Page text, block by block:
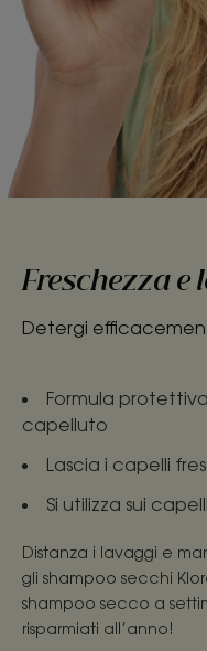
Freschezza e
Detergi
Formula
capelluto
Lascia i capelli
Si utilizza sui
Distanza i lavaggi e
gli shampoo secchi
shampoo secco a
risparmiati all’anno!